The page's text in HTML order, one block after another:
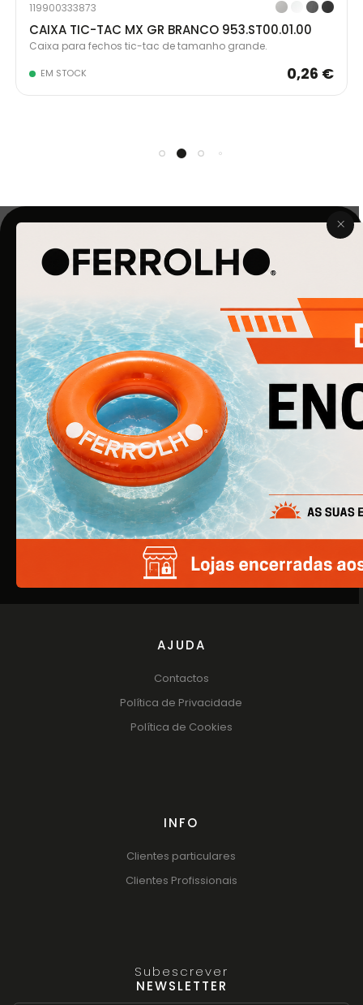
119900333873
CAIXA TIC-TAC MX GR BRANCO 953.ST00.01.00
Caixa para fechos tic-tac de tamanho grande.
EM STOCK 0,26 €
O Ferrolho iniciou a sua atividade em 1990. O que começou
por ser uma simples empresa de ferragens para
construção civil, é agora uma empresa de referência na
área de Ferragens para Mobiliário e Arquitetura.
EMPRESA
Quem Somos
Produtos
Catálogos
AJUDA
Contactos
Política de Privacidade
Política de Cookies
INFO
Clientes particulares
Clientes Profissionais
Subescrever
NEWSLETTER